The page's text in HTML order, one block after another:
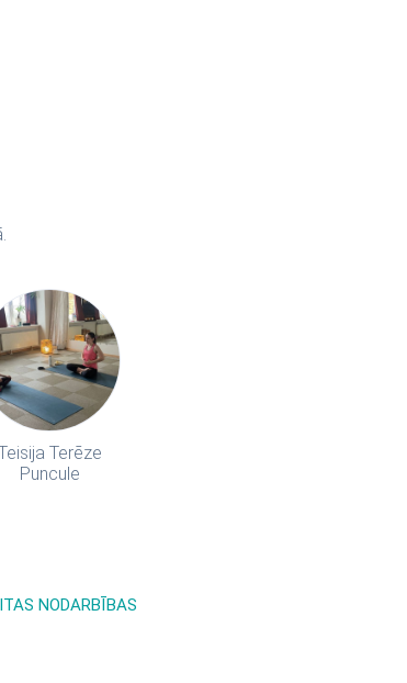
Terēze
Puncule
NODARBĪBAS